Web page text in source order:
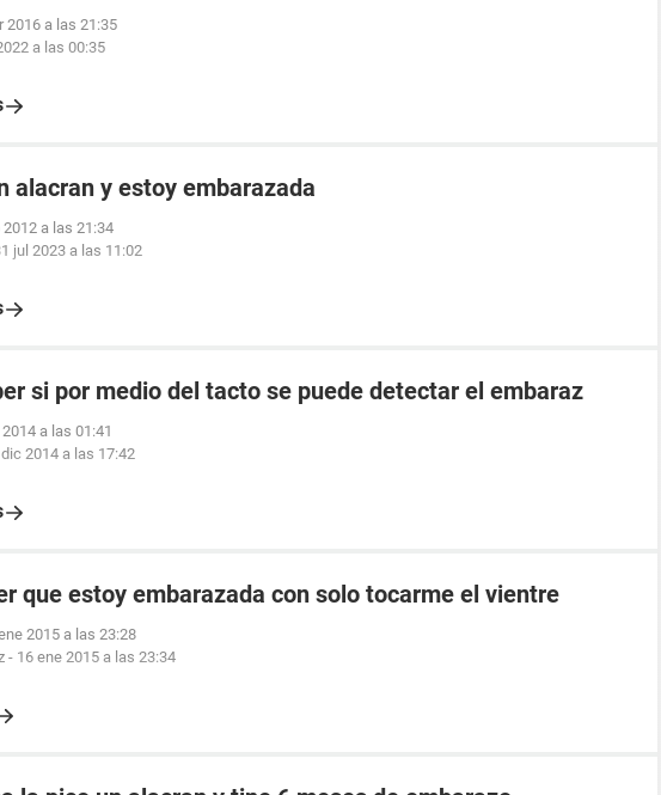
2016 a las 21:35
a las 00:35
alacran y estoy embarazada
2012 a las 21:34
jul 2023 a las 11:02
si por medio del tacto se puede detectar el embaraz
a las 01:41
dic 2014 a las 17:42
que estoy embarazada con solo tocarme el vientre
2015 a las 23:28
- 16 ene 2015 a las 23:34